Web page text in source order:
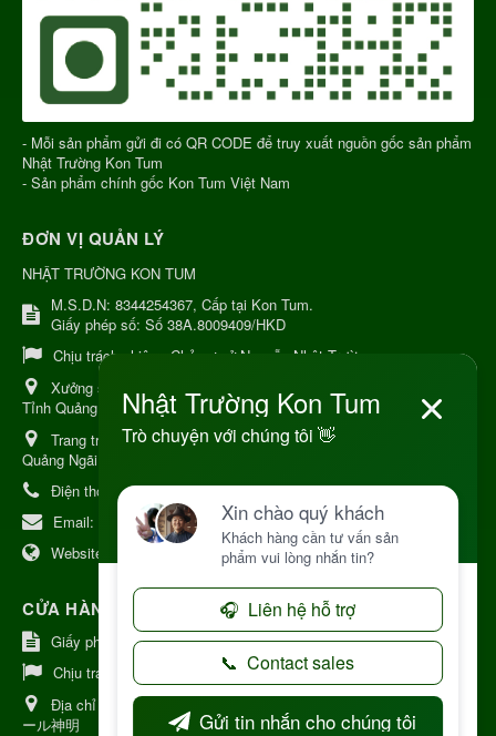
- Mỗi sản phẩm gửi đi có QR CODE để truy xuất nguồn gốc sản phẩm
Nhật Trường Kon Tum
- Sản phẩm chính gốc Kon Tum Việt Nam
ĐƠN VỊ QUẢN LÝ
NHẬT TRƯỜNG KON TUM
M.S.D.N: 8344254367, Cấp tại Kon Tum.
Giấy phép số: Số 38A.8009409/HKD
Chịu trách nhiệm: Chủ cơ sở Nguyễn Nhật Trường
Xưởng sản xuất:
Tỉnh Quảng Ngải
Trang trại Dược Liệu Hữu Cơ:Khu 37 Hộ Xã Măng Đen Tỉnh
Quảng Ngãi
Điện thoại:+84 906968923
Email:
kinhdoanh@nhattruongkontum.com
Website:
https://www.nhattruongkontum.com
CỬA HÀNG GIỚI THIỆU TẠI NHẬT BẢN
Giấy phép số: 080-9475-1379
Chịu trách nhiệm:
MR THƯƠNG
Địa chỉ Nhật Bản:
日本 愛知県刈谷市神明町6丁目308番地 ファミ
ール神明